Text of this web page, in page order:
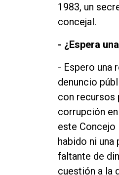
1983, un
concejal.
- ¿Espera
- Espero una
denuncio
con recursos
corrupción
este Concejo
habido ni
faltante de
cuestión a la